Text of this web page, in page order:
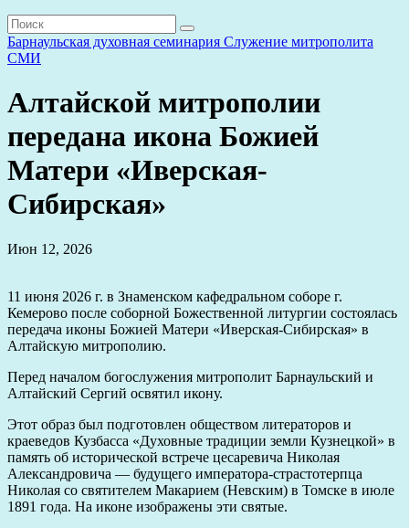
Барнаульская духовная семинария Служение митрополита
СМИ
Алтайской митрополии
передана икона Божией
Матери «Иверская-
Сибирская»
Июн 12, 2026
11 июня 2026 г. в Знаменском кафедральном соборе г.
Кемерово после соборной Божественной литургии состоялась
передача иконы Божией Матери «Иверская-Сибирская» в
Алтайскую митрополию.
Перед началом богослужения митрополит Барнаульский и
Алтайский Сергий освятил икону.
Этот образ был подготовлен обществом литераторов и
краеведов Кузбасса «Духовные традиции земли Кузнецкой» в
память об исторической встрече цесаревича Николая
Александровича — будущего императора-страстотерпца
Николая со святителем Макарием (Невским) в Томске в июле
1891 года. На иконе изображены эти святые.